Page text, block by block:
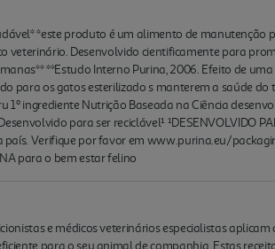
*este produto é um alimento de manutenção
veterinário. Desenvolvido cientificamente para
**Estudo Interno Purina, 2006. Efeito de
para os gatos esterilizado s manterem a saúde
1º ingrediente Nutrição Baseada na Ciência
para ser reciclável¹ ¹DESENVOLVIDO
Verifique por favor em www.purina.eu/
para o bem estar felino
e médicos veterinários especialistas
para o seu animal de companhia. Estas